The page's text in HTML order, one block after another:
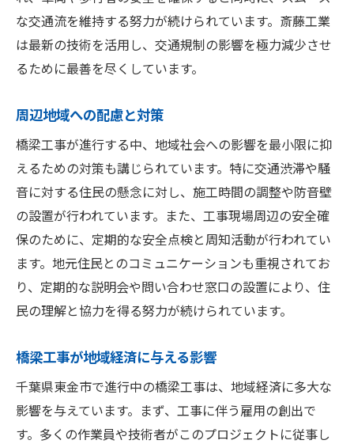
な交通流を維持する努力が続けられています。斎藤工業
は最新の技術を活用し、交通規制の影響を極力減少させ
るために最善を尽くしています。
周辺地域への配慮と対策
橋梁工事が進行する中、地域社会への影響を最小限に抑
えるための対策も講じられています。特に交通渋滞や騒
音に対する住民の懸念に対し、施工時間の調整や防音壁
の設置が行われています。また、工事現場周辺の安全確
保のために、定期的な安全点検と周知活動が行われてい
ます。地元住民とのコミュニケーションも重視されてお
り、定期的な説明会や問い合わせ窓口の設置により、住
民の理解と協力を得る努力が続けられています。
橋梁工事が地域経済に与える影響
千葉県東金市で進行中の橋梁工事は、地域経済に多大な
影響を与えています。まず、工事に伴う雇用の創出で
す。多くの作業員や技術者がこのプロジェクトに従事し